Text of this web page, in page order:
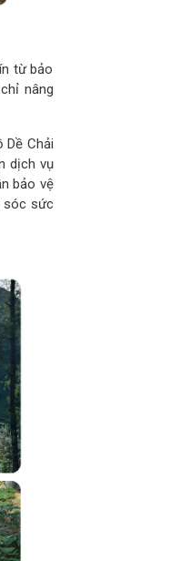
từ bảo
nâng
Dề Chải
dịch vụ
bảo vệ
sóc sức